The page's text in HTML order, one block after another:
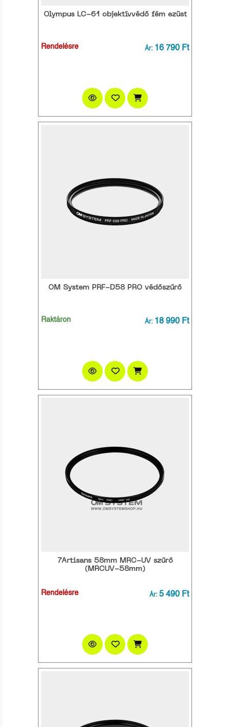
Olympus LC-61 objektívvédő fém ezüst
Rendelésre Ár: 16 790 Ft
OM System PRF-D58 PRO védőszűrő
Raktáron Ár: 18 990 Ft
7Artisans 58mm MRC-UV szűrő
(MRCUV-58mm)
Rendelésre Ár: 5 490 Ft